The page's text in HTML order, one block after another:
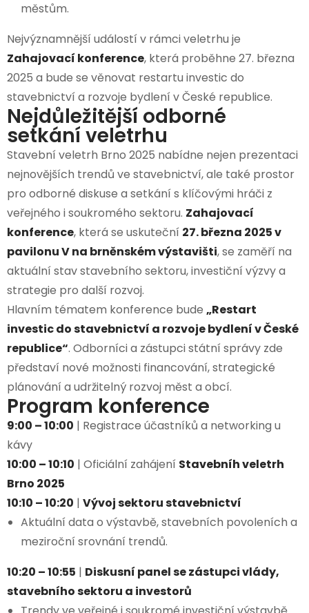
městům.
Nejvýznamnější událostí v rámci veletrhu je
Zahajovací konference, která proběhne 27. března
2025 a bude se věnovat restartu investic do
stavebnictví a rozvoje bydlení v České republice.
Nejdůležitější odborné
setkání veletrhu
Stavební veletrh Brno 2025 nabídne nejen prezentaci
nejnovějších trendů ve stavebnictví, ale také prostor
pro odborné diskuse a setkání s klíčovými hráči z
veřejného i soukromého sektoru. Zahajovací
konference, která se uskuteční 27. března 2025 v
pavilonu V na brněnském výstavišti, se zaměří na
aktuální stav stavebního sektoru, investiční výzvy a
strategie pro další rozvoj.
Hlavním tématem konference bude „Restart
investic do stavebnictví a rozvoje bydlení v České
republice“. Odborníci a zástupci státní správy zde
představí nové možnosti financování, strategické
plánování a udržitelný rozvoj měst a obcí.
Program konference
9:00 – 10:00 | Registrace účastníků a networking u
kávy
10:00 – 10:10 | Oficiální zahájení Stavebníh veletrh
Brno 2025
10:10 – 10:20 | Vývoj sektoru stavebnictví
Aktuální data o výstavbě, stavebních povoleních a
meziroční srovnání trendů.
10:20 – 10:55 | Diskusní panel se zástupci vlády,
stavebního sektoru a investorů